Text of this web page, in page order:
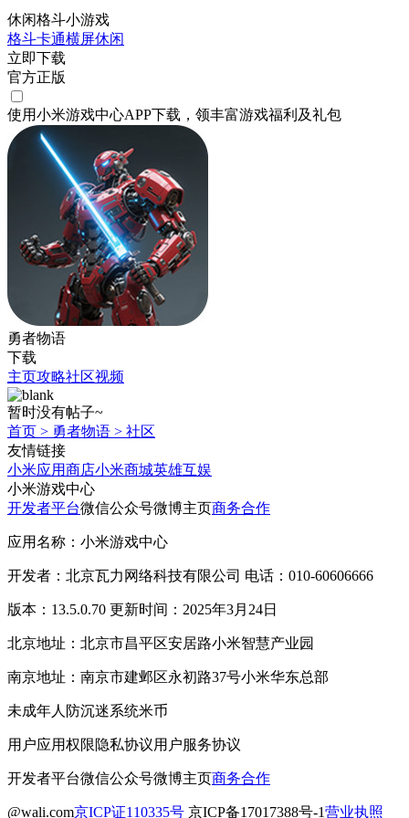
休闲格斗小游戏
格斗卡通横屏休闲
立即下载
官方正版
使用小米游戏中心APP下载 ，领丰富游戏福利 及礼包
勇者物语
下载
主页攻略社区视频
暂时没有帖子~
首页 > 勇者物语 > 社区
友情链接
小米应用商店小米商城英雄互娱
小米游戏中心
开发者平台微信公众号微博主页商务合作
应用名称：小米游戏中心
开发者：北京瓦力网络科技有限公司 电话：010-60606666
版本：13.5.0.70 更新时间：2025年3月24日
北京地址：北京市昌平区安居路小米智慧产业园
南京地址：南京市建邺区永初路37号小米华东总部
未成年人防沉迷系统米币
用户应用权限隐私协议用户服务协议
开发者平台微信公众号微博主页商务合作
@wali.com京ICP证110335号 京ICP备17017388号-1营业执照